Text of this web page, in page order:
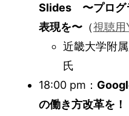
Slides 〜プログ
表現を〜 （視聴用
近畿大学附
氏
18:00 pm：
の働き方改革を！